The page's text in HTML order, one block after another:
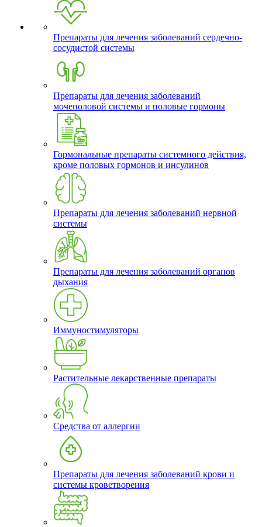
Препараты для лечения заболеваний сердечно-
сосудистой системы
Препараты для лечения заболеваний
мочеполовой системы и половые гормоны
Гормональные препараты системного действия,
кроме половых гормонов и инсулинов
Препараты для лечения заболеваний нервной
системы
Препараты для лечения заболеваний органов
дыхания
Иммуностимуляторы
Растительные лекарственные препараты
Средства от аллергии
Препараты для лечения заболеваний крови и
системы кроветворения